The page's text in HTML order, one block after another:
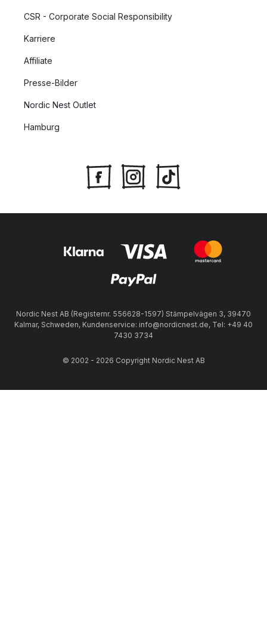
CSR - Corporate Social Responsibility
Karriere
Affiliate
Presse-Bilder
Nordic Nest Outlet
Hamburg
Nordic Nest AB (Registernr. 556628-1597) Stämpelvägen 3, 39470
Kalmar, Schweden, Kundenservice: info@nordicnest.de, Tel: +49 40
7430 3734
© 2002 - 2026 Copyright Nordic Nest AB